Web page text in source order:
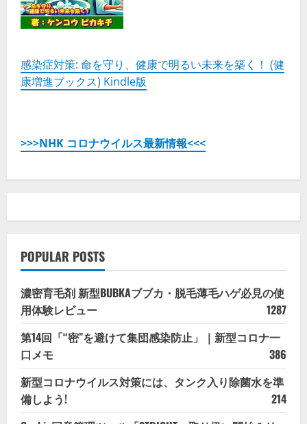
感染症対策: 命を守り、健康で明るい未来を築く！ (健
康増進ブックス) Kindle版
>>>NHK コロナウイルス最新情報<<<
POPULAR POSTS
濃密育毛剤 新型BUBKAブブカ・脱毛薄毛ハゲ必見の使
用体験レビュー
1287
第14回「“密”を避けて集団感染防止」｜新型コロナ一
口メモ
386
新型コロナウイルス対策には、タンク入り除菌水を準
備しよう!
214